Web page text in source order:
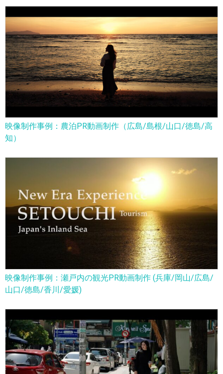
映像制作事例：農泊PR動画制作（広島/島根/山口/徳島/高
知）
映像制作事例：瀬戸内の観光PR動画制作 (兵庫/岡山/広島/
山口/徳島/香川/愛媛)